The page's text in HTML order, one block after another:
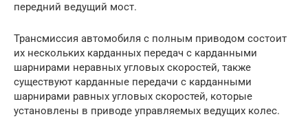
передний ведущий мост.
Трансмиссия автомобиля с полным приводом состоит
их нескольких карданных передач с карданными
шарнирами неравных угловых скоростей, также
существуют карданные передачи с карданными
шарнирами равных угловых скоростей, которые
установлены в приводе управляемых ведущих колес.